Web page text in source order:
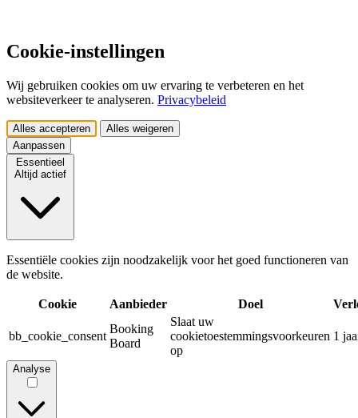
Cookie-instellingen
Wij gebruiken cookies om uw ervaring te verbeteren en het
websiteverkeer te analyseren. Privacybeleid
Alles accepteren
Alles weigeren
Aanpassen
Essentieel
Altijd actief
Essentiële cookies zijn noodzakelijk voor het goed functioneren van
de website.
Cookie Aanbieder Doel
bb_cookie_consent
Booking
Board
Slaat uw
cookietoestemmingsvoorkeuren
op
1
Analyse